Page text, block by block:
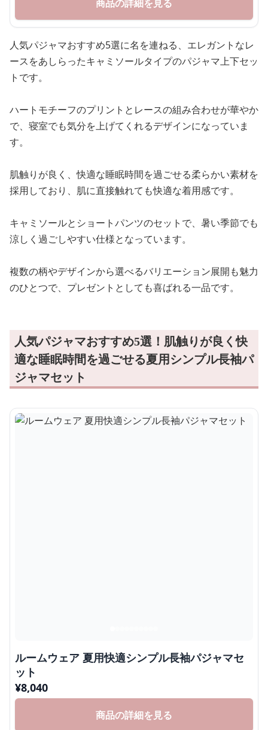
商品の詳細を見る
人気パジャマおすすめ5選に名を連ねる、エレガントなレ
ースをあしらったキャミソールタイプのパジャマ上下セッ
トです。
ハートモチーフのプリントとレースの組み合わせが華やか
で、寝室でも気分を上げてくれるデザインになっていま
す。
肌触りが良く、快適な睡眠時間を過ごせる柔らかい素材を
採用しており、肌に直接触れても快適な着用感です。
キャミソールとショートパンツのセットで、暑い季節でも
涼しく過ごしやすい仕様となっています。
複数の柄やデザインから選べるバリエーション展開も魅力
のひとつで、プレゼントとしても喜ばれる一品です。
人気パジャマおすすめ5選！肌触りが良く快
適な睡眠時間を過ごせる夏用シンプル長袖パ
ジャマセット
ルームウェア 夏用快適シンプル長袖パジャマセ
ット
¥8,040
商品の詳細を見る